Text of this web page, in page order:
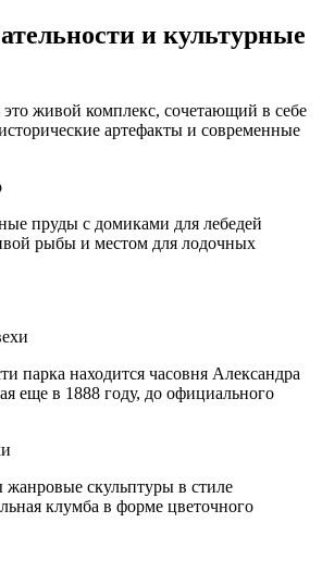
и культурные
живой комплекс, сочетающий в себе
артефакты и современные
пруды с домиками для лебедей
рыбы и местом для лодочных
парка находится часовня Александра
еще в 1888 году, до официального
жанровые скульптуры в стиле
клумба в форме цветочного